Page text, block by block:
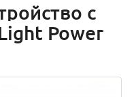
с
Power